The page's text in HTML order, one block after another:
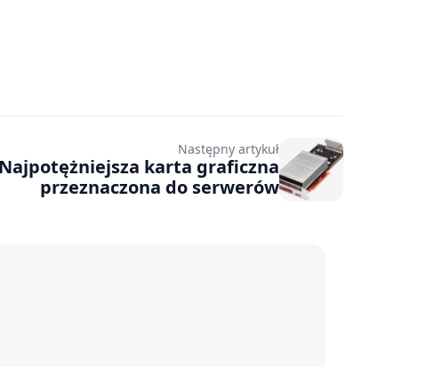
Następny artykuł
Najpotężniejsza karta graficzna
przeznaczona do serwerów